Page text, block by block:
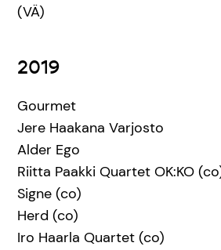
(VÄ)
2019
Gourmet
Jere Haakana Varjosto
Alder Ego
Riitta Paakki Quartet OK:KO
Signe (co)
Herd (co)
Iro Haarla Quartet (co)